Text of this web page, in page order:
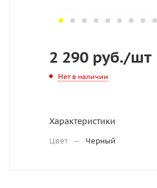
2 290 руб./шт
Нет в наличии
Характеристики
Цвет — Черный